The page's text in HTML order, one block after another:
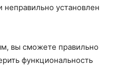
неправильно установлен
вы сможете правильно
функциональность